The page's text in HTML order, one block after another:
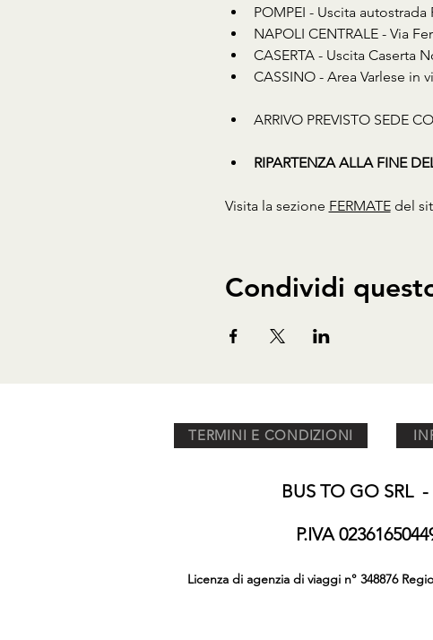
POMPEI - Uscita autostrada
NAPOLI CENTRALE - Via
CASERTA - Uscita Caserta
CASSINO - Area Varlese in
ARRIVO PREVISTO SEDE
RIPARTENZA ALLA FINE
Visita la sezione FERMATE del
Condividi
TERMINI E CONDIZIONI
BUS TO GO SRL
P.IVA
Licenza di agenzia di viaggi n° 348876